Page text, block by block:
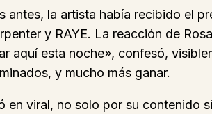
la artista había recibido el
y RAYE. La reacción de
aquí esta noche», confesó,
y mucho más ganar.
viral, no solo por su contenido